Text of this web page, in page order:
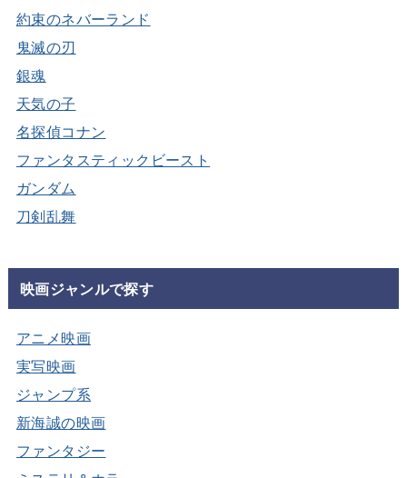
約束のネバーランド
鬼滅の刃
銀魂
天気の子
名探偵コナン
ファンタスティックビースト
ガンダム
刀剣乱舞
映画ジャンルで探す
アニメ映画
実写映画
ジャンプ系
新海誠の映画
ファンタジー